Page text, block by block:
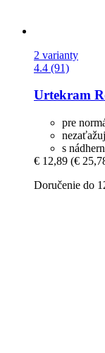
2 varianty
4.4 (91)
Urtekram
pre
s
€ 12,89 (€
Doručenie do